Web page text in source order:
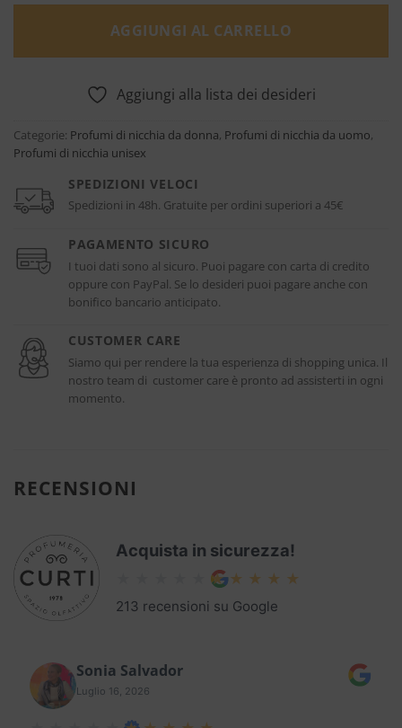
AGGIUNGI AL CARRELLO
Aggiungi alla lista dei desideri
Categorie: Profumi di nicchia da donna, Profumi di nicchia da uomo,
Profumi di nicchia unisex
SPEDIZIONI VELOCI
Spedizioni in 48h. Gratuite per ordini superiori a 45€
PAGAMENTO SICURO
I tuoi dati sono al sicuro. Puoi pagare con carta di credito
oppure con PayPal. Se lo desideri puoi pagare anche con
bonifico bancario anticipato.
CUSTOMER CARE
Siamo qui per rendere la tua esperienza di shopping unica. Il
nostro team di customer care è pronto ad assisterti in ogni
momento.
RECENSIONI
Acquista in sicurezza!
213 recensioni su Google
Sonia Salvador
Luglio 16, 2026